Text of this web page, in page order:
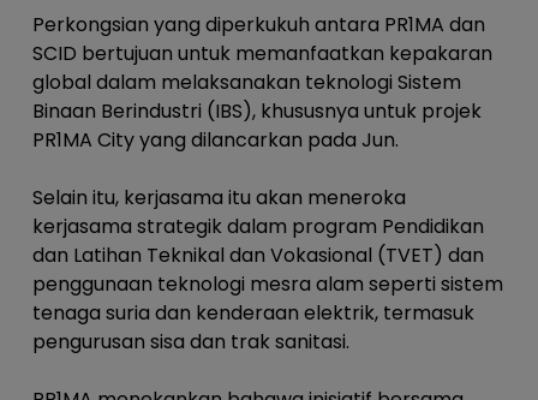
Perkongsian yang diperkukuh antara PR1MA dan
SCID bertujuan untuk memanfaatkan kepakaran
global dalam melaksanakan teknologi Sistem
Binaan Berindustri (IBS), khususnya untuk projek
PR1MA City yang dilancarkan pada Jun.
Selain itu, kerjasama itu akan meneroka
kerjasama strategik dalam program Pendidikan
dan Latihan Teknikal dan Vokasional (TVET) dan
penggunaan teknologi mesra alam seperti sistem
tenaga suria dan kenderaan elektrik, termasuk
pengurusan sisa dan trak sanitasi.